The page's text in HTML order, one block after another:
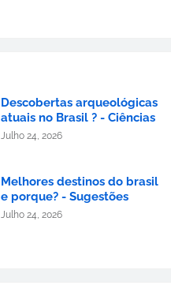
Descobertas arqueológicas
atuais no Brasil ? - Ciências
Julho 24, 2026
Melhores destinos do brasil
e porque? - Sugestões
Julho 24, 2026